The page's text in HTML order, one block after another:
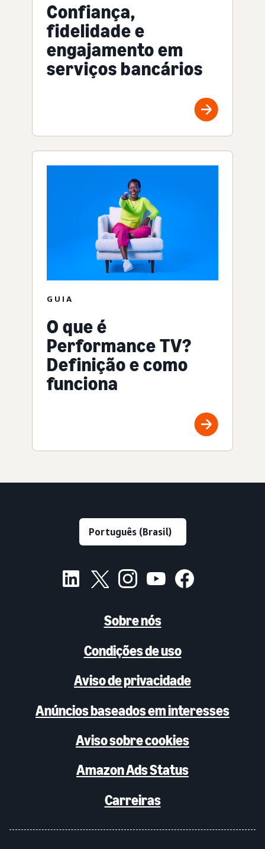
Confiança,
fidelidade e
engajamento em
serviços bancários
GUIA
O que é
Performance TV?
Definição e como
funciona
Sobre nós
Condições de uso
Aviso de privacidade
Anúncios baseados em interesses
Aviso sobre cookies
Amazon Ads Status
Carreiras